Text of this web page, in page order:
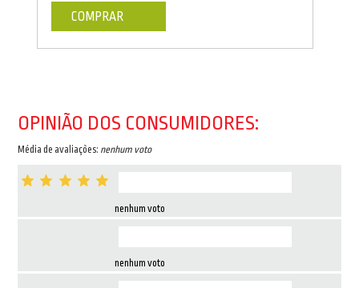
COMPRAR
OPINIÃO DOS CONSUMIDORES:
Média de avaliações: nenhum voto
nenhum voto
nenhum voto